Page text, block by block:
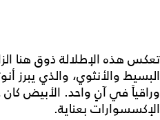
تعكس هذه الإطلالة ذوق هنا
البسيط والأنثوي، والذي يبرز
وراقياً في آنٍ واحد. الأبيض كان
الإكسسوارات بعناية.